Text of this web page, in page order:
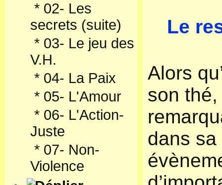
* 02- Les
secrets (suite)
* 03- Le jeu des
V.H.
* 04- La Paix
* 05- L'Amour
* 06- L'Action-
Juste
* 07- Non-
Violence
Le
Alors
son
dans sa